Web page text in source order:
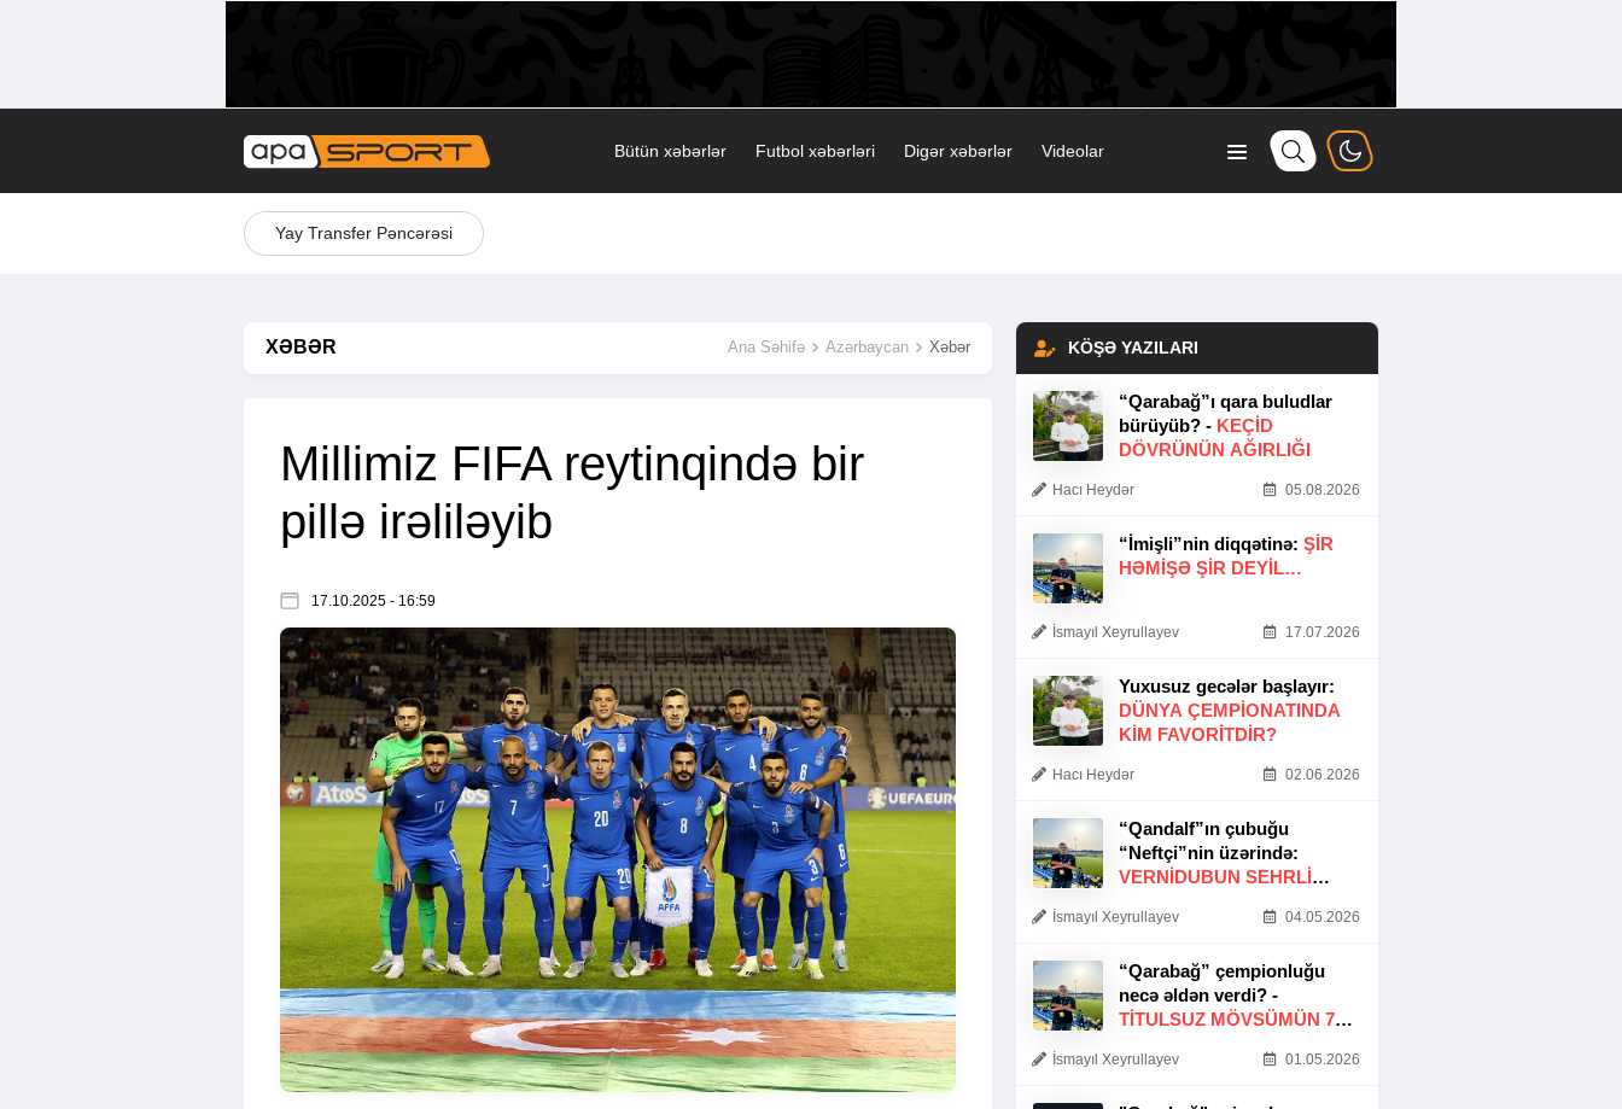
Bütün xəbərlər Futbol xəbərləri Digər xəbərlər Videolar
Yay Transfer Pəncərəsi
XƏBƏR Ana Səhifə Azərbaycan Xəbər
Millimiz FIFA reytinqində bir
pillə irəliləyib
17.10.2025 - 16:59
KÖŞƏ YAZILARI
“Qarabağ”ı qara buludlar
bürüyüb? - KEÇID
DÖVRÜNÜN AĞIRLIĞI
Hacı Heydər 05.08.2026
“İmişli”nin diqqətinə: ŞIR
HƏMIŞƏ ŞIR DEYIL…
İsmayıl Xeyrullayev 17.07.2026
Yuxusuz gecələr başlayır:
DÜNYA ÇEMPIONATINDA
KIM FAVORITDIR?
Hacı Heydər 02.06.2026
“Qandalf”ın çubuğu
“Neftçi”nin üzərində:
VERNİDUBUN SEHRLİ
İsmayıl Xeyrullayev 04.05.2026
“Qarabağ” çempionluğu
necə əldən verdi? -
TITULSUZ MÖVSÜMÜN 7
İsmayıl Xeyrullayev 01.05.2026